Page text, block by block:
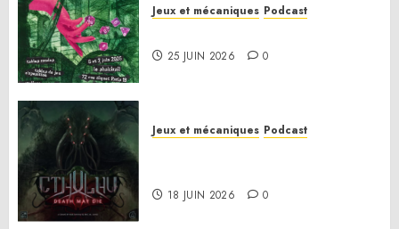
Jeux et mécaniques Podcast
25 JUIN 2026 0
Jeux et mécaniques Podcast
18 JUIN 2026 0